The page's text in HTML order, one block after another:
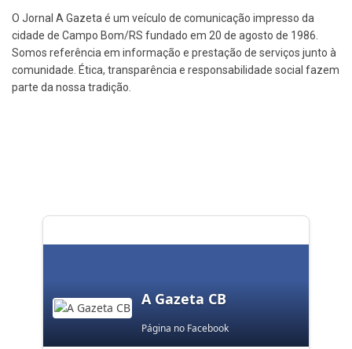
O Jornal A Gazeta é um veículo de comunicação impresso da
cidade de Campo Bom/RS fundado em 20 de agosto de 1986.
Somos referência em informação e prestação de serviços junto à
comunidade. Ética, transparência e responsabilidade social fazem
parte da nossa tradição.
A Gazeta CB
Página no Facebook